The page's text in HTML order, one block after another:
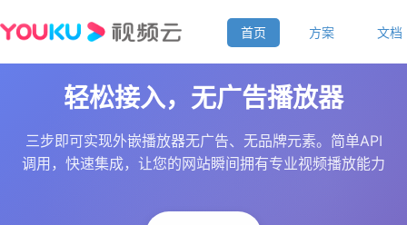
首页 方案 文档
轻松接入，无广告播放器
三步即可实现外嵌播放器无广告、无品牌元素。简单API
调用，快速集成，让您的网站瞬间拥有专业视频播放能力